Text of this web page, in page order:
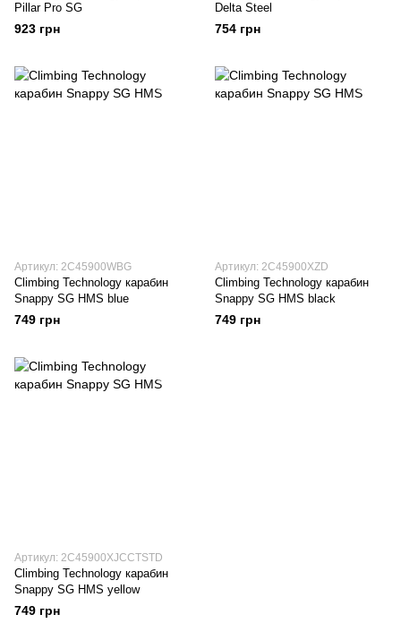
Pillar Pro SG
923 грн
Delta Steel
754 грн
Артикул: 2C45900WBG
Climbing Technology карабин
Snappy SG HMS blue
749 грн
Артикул: 2C45900XZD
Climbing Technology карабин
Snappy SG HMS black
749 грн
Артикул: 2C45900XJCCTSTD
Climbing Technology карабин
Snappy SG HMS yellow
749 грн